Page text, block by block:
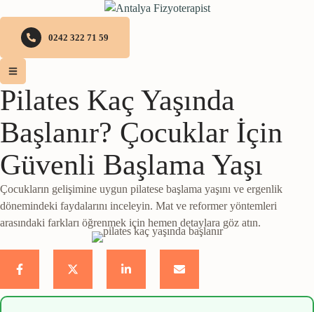
0242 322 71 59
Pilates Kaç Yaşında
Başlanır? Çocuklar İçin
Güvenli Başlama Yaşı
Çocukların gelişimine uygun pilatese başlama yaşını ve ergenlik
dönemindeki faydalarını inceleyin. Mat ve reformer yöntemleri
arasındaki farkları öğrenmek için hemen detaylara göz atın.